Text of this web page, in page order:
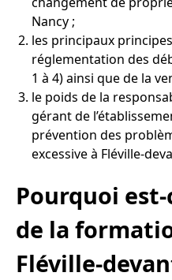
Nancy ;
les principaux
réglementation des
1 à 4) ainsi que de la
le poids de la
gérant de
prévention des
excessive à Fléville-
Pourquoi
de la
Fléville-